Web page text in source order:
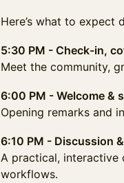
Here’s what to expect
5:30 PM - Check-in,
Meet the community,
6:00 PM - Welcome &
Opening remarks and
6:10 PM - Discussion
A practical, interactive
workflows.